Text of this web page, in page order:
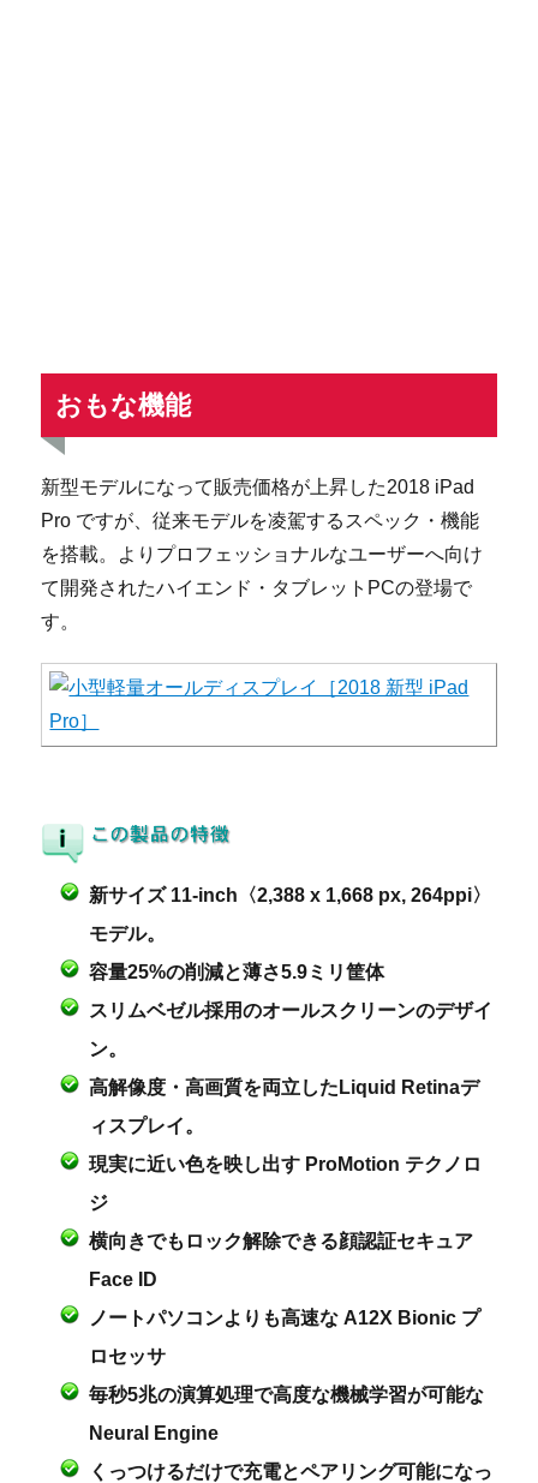
おもな機能
新型モデルになって販売価格が上昇した2018 iPad
Pro ですが、従来モデルを凌駕するスペック・機能
を搭載。よりプロフェッショナルなユーザーへ向け
て開発されたハイエンド・タブレットPCの登場で
す。
新サイズ 11-inch〈2,388 x 1,668 px, 264ppi〉
モデル。
容量25%の削減と薄さ5.9ミリ筐体
スリムベゼル採用のオールスクリーンのデザイ
ン。
高解像度・高画質を両立したLiquid Retinaデ
ィスプレイ。
現実に近い色を映し出す ProMotion テクノロ
ジ
横向きでもロック解除できる顔認証セキュア
Face ID
ノートパソコンよりも高速な A12X Bionic プ
ロセッサ
毎秒5兆の演算処理で高度な機械学習が可能な
Neural Engine
くっつけるだけで充電とペアリング可能になっ